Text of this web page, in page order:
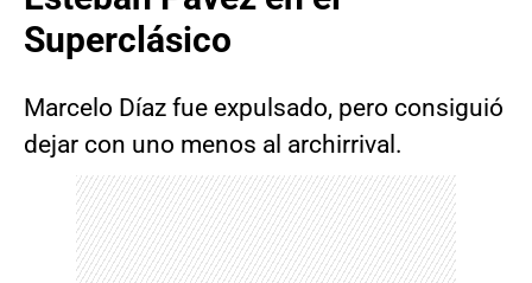
Superclásico
Marcelo Díaz fue expulsado, pero consiguió
dejar con uno menos al archirrival.